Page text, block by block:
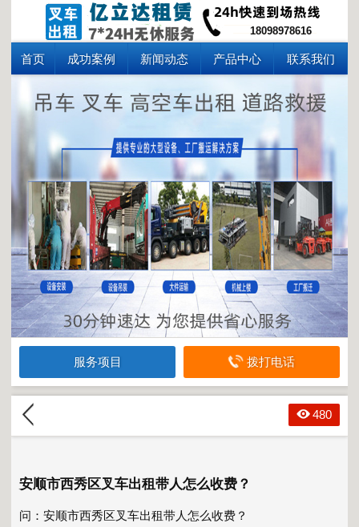
18098978616
首页 成功案例 新闻动态 产品中心 联系我们
服务项目 拨打电话
480
安顺市西秀区叉车出租带人怎么收费？
问：安顺市西秀区叉车出租带人怎么收费？